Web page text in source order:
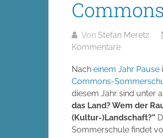
Von Stefan Meretz
Kommentare
Nach einem Jahr Pause
Commons-
diesem Jahr sind unter
das Land? Wem der
(Kultur-)Landschaft?”
Sommerschule findet